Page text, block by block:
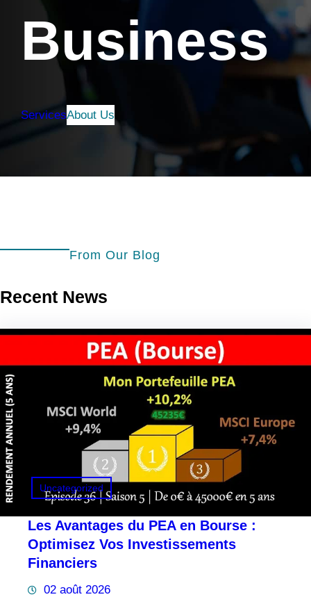
Business
ServicesAbout Us
From Our Blog
Recent News
Uncategorized
Les Avantages du PEA en Bourse :
Optimisez Vos Investissements
Financiers
02 août 2026